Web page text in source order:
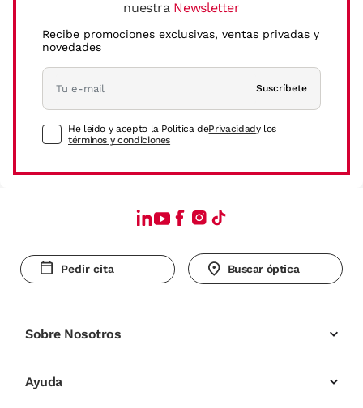
nuestra Newsletter
Recibe promociones exclusivas, ventas privadas y
novedades
Suscríbete
He leído y acepto la Política dePrivacidady los
términos y condiciones
Pedir cita Buscar óptica
Sobre Nosotros
Ayuda